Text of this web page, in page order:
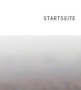
STARTSEITE